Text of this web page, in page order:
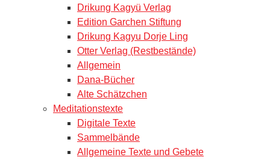
Drikung Kagyü Verlag
Edition Garchen Stiftung
Drikung Kagyu Dorje Ling
Otter Verlag (Restbestände)
Allgemein
Dana-Bücher
Alte Schätzchen
Meditationstexte
Digitale Texte
Sammelbände
Allgemeine Texte und Gebete